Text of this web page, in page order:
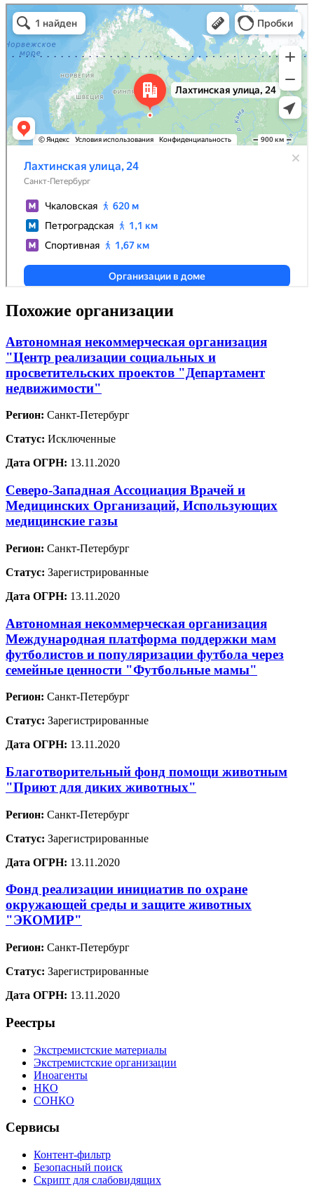
Похожие организации
Автономная некоммерческая организация
"Центр реализации социальных и
просветительских проектов "Департамент
недвижимости"
Регион: Санкт-Петербург
Статус: Исключенные
Дата ОГРН: 13.11.2020
Северо-Западная Ассоциация Врачей и
Медицинских Организаций, Использующих
медицинские газы
Регион: Санкт-Петербург
Статус: Зарегистрированные
Дата ОГРН: 13.11.2020
Автономная некоммерческая организация
Международная платформа поддержки мам
футболистов и популяризации футбола через
семейные ценности "Футбольные мамы"
Регион: Санкт-Петербург
Статус: Зарегистрированные
Дата ОГРН: 13.11.2020
Благотворительный фонд помощи животным
"Приют для диких животных"
Регион: Санкт-Петербург
Статус: Зарегистрированные
Дата ОГРН: 13.11.2020
Фонд реализации инициатив по охране
окружающей среды и защите животных
"ЭКОМИР"
Регион: Санкт-Петербург
Статус: Зарегистрированные
Дата ОГРН: 13.11.2020
Реестры
Экстремистские материалы
Экстремистские организации
Иноагенты
НКО
СОНКО
Сервисы
Контент-фильтр
Безопасный поиск
Скрипт для слабовидящих